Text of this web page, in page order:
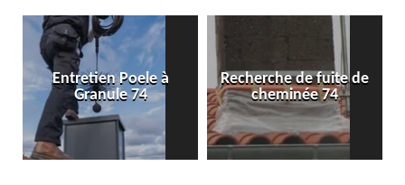
Entretien Poele à
Granule 74
Recherche de fuite de
cheminée 74